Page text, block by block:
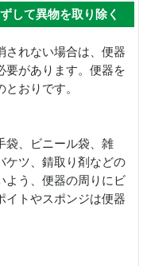
して異物を取り除く
されない場合は、便器
要があります。便器を
おりです。
袋、ビニール袋、雑
ケツ、錆取り剤などの
よう、便器の周りにビ
イトやスポンジは便器